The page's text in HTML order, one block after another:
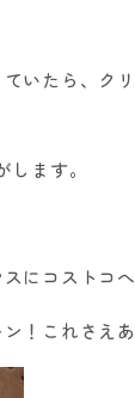
いたら、ク
ます。
にコストコへ
！これさえ